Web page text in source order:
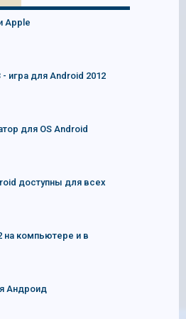
Apple
- игра для Android 2012
для OS Android
доступны для всех
на компьютере и в
Андроид